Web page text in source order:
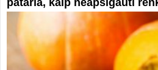
pataria, kaip neapsigauti